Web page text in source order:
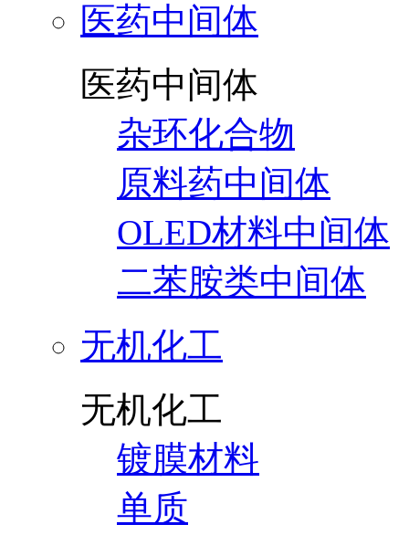
医药中间体
医药中间体
杂环化合物
原料药中间体
OLED材料中间体
二苯胺类中间体
无机化工
无机化工
镀膜材料
单质